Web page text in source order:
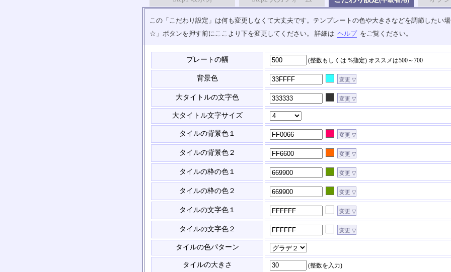
この「こだわり設定」は何も変更しなくて大丈夫です。テンプレートの色や大きさなどを調節したい
☆」ボタンを押す前にここより下を変更してください。 詳細は ヘルプ をご覧ください。
プレートの幅 (整数もしくは %指定) オススメは500～700
背景色
大タイトルの文字色
大タイトル文字サイズ
タイルの背景色１
タイルの背景色２
タイルの枠の色１
タイルの枠の色２
タイルの文字色１
タイルの文字色２
タイルの色パターン
タイルの大きさ (整数を入力)